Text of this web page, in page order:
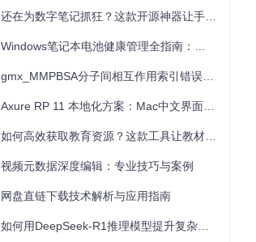
视频元数据深度编辑：专业技巧与案例
网盘直链下载技术解析与应用指南